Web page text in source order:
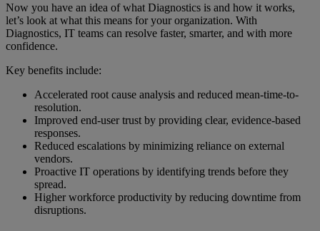
Now you have an idea of what Diagnostics is and how it works,
let’s look at what this means for your organization. With
Diagnostics, IT teams can resolve faster, smarter, and with more
confidence.
Key benefits include:
Accelerated root cause analysis and reduced mean-time-to-
resolution.
Improved end-user trust by providing clear, evidence-based
responses.
Reduced escalations by minimizing reliance on external
vendors.
Proactive IT operations by identifying trends before they
spread.
Higher workforce productivity by reducing downtime from
disruptions.